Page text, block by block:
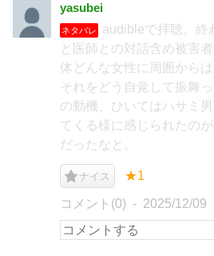
yasubei
ネタバレ
audibleで拝聴。終
と医師との対話含め被害
体どんな女性に周囲から
それをどう自覚して振舞
の動機、ひいてはハサミ
てくる様に感じられたの
だったなと。
ナイス ★1
コメント(0) 2025/12/09